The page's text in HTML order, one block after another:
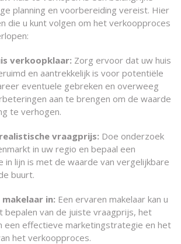
planning en voorbereiding vereist. Hier
die u kunt volgen om het verkoopproces
verkoopklaar: Zorg ervoor dat uw huis
en aantrekkelijk is voor potentiële
eventuele gebreken en overweeg
aan te brengen om de waarde
te verhogen.
vraagprijs: Doe onderzoek
in uw regio en bepaal een
in lijn is met de waarde van vergelijkbare
buurt.
makelaar in: Een ervaren makelaar kan u
bepalen van de juiste vraagprijs, het
een effectieve marketingstrategie en het
het verkoopproces.